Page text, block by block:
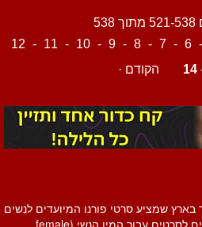
-
6
-
7
-
8
-
9
-
10
-
11
-
12
14 הקודם ·
שמציע סרטי פורנו המיועדים לנשים